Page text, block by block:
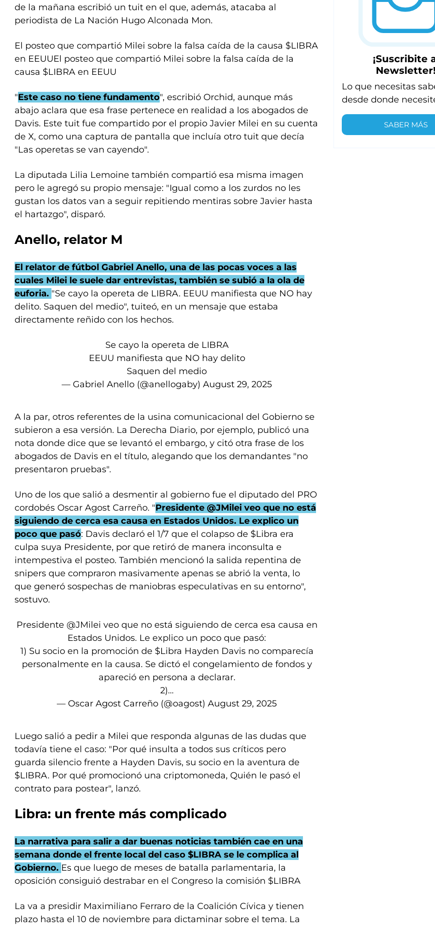
de la mañana escribió un tuit en el que, además, atacaba al
periodista de La Nación Hugo Alconada Mon.
El posteo que compartió Milei sobre la falsa caída de la causa $LIBRA
en EEUUEl posteo que compartió Milei sobre la falsa caída de la
causa $LIBRA en EEUU
"Este caso no tiene fundamento", escribió Orchid, aunque más
abajo aclara que esa frase pertenece en realidad a los abogados de
Davis. Este tuit fue compartido por el propio Javier Milei en su cuenta
de X, como una captura de pantalla que incluía otro tuit que decía
"Las operetas se van cayendo".
La diputada Lilia Lemoine también compartió esa misma imagen
pero le agregó su propio mensaje: "Igual como a los zurdos no les
gustan los datos van a seguir repitiendo mentiras sobre Javier hasta
el hartazgo", disparó.
Anello, relator M
El relator de fútbol Gabriel Anello, una de las pocas voces a las
cuales Milei le suele dar entrevistas, también se subió a la ola de
euforia. "Se cayo la opereta de LIBRA. EEUU manifiesta que NO hay
delito. Saquen del medio", tuiteó, en un mensaje que estaba
directamente reñido con los hechos.
Se cayo la opereta de LIBRA
EEUU manifiesta que NO hay delito
Saquen del medio
— Gabriel Anello (@anellogaby) August 29, 2025
A la par, otros referentes de la usina comunicacional del Gobierno se
subieron a esa versión. La Derecha Diario, por ejemplo, publicó una
nota donde dice que se levantó el embargo, y citó otra frase de los
abogados de Davis en el título, alegando que los demandantes "no
presentaron pruebas".
Uno de los que salió a desmentir al gobierno fue el diputado del PRO
cordobés Oscar Agost Carreño. "Presidente @JMilei veo que no está
siguiendo de cerca esa causa en Estados Unidos. Le explico un
poco que pasó: Davis declaró el 1/7 que el colapso de $Libra era
culpa suya Presidente, por que retiró de manera inconsulta e
intempestiva el posteo. También mencionó la salida repentina de
snipers que compraron masivamente apenas se abrió la venta, lo
que generó sospechas de maniobras especulativas en su entorno",
sostuvo.
Presidente @JMilei veo que no está siguiendo de cerca esa causa en
Estados Unidos. Le explico un poco que pasó:
1) Su socio en la promoción de $Libra Hayden Davis no comparecía
personalmente en la causa. Se dictó el congelamiento de fondos y
apareció en persona a declarar.
2)…
— Oscar Agost Carreño (@oagost) August 29, 2025
Luego salió a pedir a Milei que responda algunas de las dudas que
todavía tiene el caso: "Por qué insulta a todos sus críticos pero
guarda silencio frente a Hayden Davis, su socio en la aventura de
$LIBRA. Por qué promocionó una criptomoneda, Quién le pasó el
contrato para postear", lanzó.
Libra: un frente más complicado
La narrativa para salir a dar buenas noticias también cae en una
semana donde el frente local del caso $LIBRA se le complica al
Gobierno. Es que luego de meses de batalla parlamentaria, la
oposición consiguió destrabar en el Congreso la comisión $LIBRA
La va a presidir Maximiliano Ferraro de la Coalición Cívica y tienen
plazo hasta el 10 de noviembre para dictaminar sobre el tema. La
¡Suscribite
Newsletter!
Lo que necesitas
desde donde
SABER MÁS